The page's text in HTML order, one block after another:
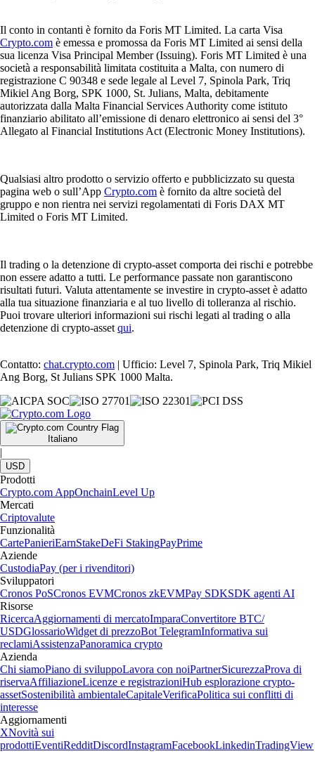
Il conto in contanti è fornito da Foris MT Limited. La carta Visa
Crypto.com è emessa e promossa da Foris MT Limited ai sensi della
sua licenza Visa Principal Member (Issuing). Foris MT Limited è una
società a responsabilità limitata costituita a Malta, con numero di
registrazione C 90348 e sede legale al Level 7, Spinola Park, Triq
Mikiel Ang Borg, SPK 1000, St. Julians, Malta, debitamente
autorizzata dalla Malta Financial Services Authority come istituto
finanziario abilitato all’emissione di denaro elettronico ai sensi del 3°
Allegato al Financial Institutions Act (Electronic Money Institutions).
Qualsiasi altro prodotto o servizio offerto e pubblicizzato su questa
pagina web o sull’App Crypto.com è fornito da altre società del
gruppo e non rientra nei servizi regolamentati di Foris DAX MT
Limited o Foris MT Limited.
Il trading o la detenzione di crypto-asset comporta dei rischi e potrebbe
non essere adatto a tutti. Le performance passate non garantiscono
risultati futuri. Valuta attentamente se investire in crypto-asset è adatto
alla tua situazione finanziaria e al tuo livello di tolleranza al rischio.
Puoi trovare ulteriori informazioni sui rischi legati al trading o alla
detenzione di crypto-asset qui.
Contatto: chat.crypto.com | Ufficio: Level 7, Spinola Park, Triq Mikiel
Ang Borg, St Julians SPK 1000 Malta.
Italiano
|
USD
Prodotti
Crypto.com AppOnchainLevel Up
Mercati
Criptovalute
Funzionalità
CartePanieriEarnStakeDeFi StakingPayPrime
Aziende
CustodiaPay (per i rivenditori)
Sviluppatori
Cronos PoSCronos EVMCronos zkEVMPay SDKSDK agenti AI
Risorse
RicercaAggiornamenti di mercatoImparaConvertitore BTC/
USDGlossarioWidget di prezzoBot TelegramInformativa sui
reclamiAssistenzaPanoramica crypto
Azienda
Chi siamoPiano di sviluppoLavora con noiPartnerSicurezzaProva di
riservaAffiliazioneLicenze e registrazioniHub esplorazione crypto-
assetSostenibilità ambientaleCapitaleVerificaPolitica sui conflitti di
interesse
Aggiornamenti
XNovità sui
prodottiEventiRedditDiscordInstagramFacebookLinkedinTradingView